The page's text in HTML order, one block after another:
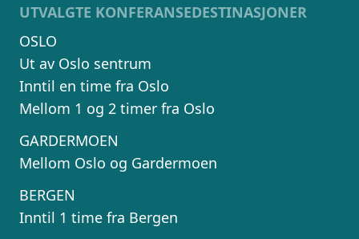
UTVALGTE KONFERANSEDESTINASJONER
OSLO
Ut av Oslo sentrum
Inntil en time fra Oslo
Mellom 1 og 2 timer fra Oslo
GARDERMOEN
Mellom Oslo og Gardermoen
BERGEN
Inntil 1 time fra Bergen